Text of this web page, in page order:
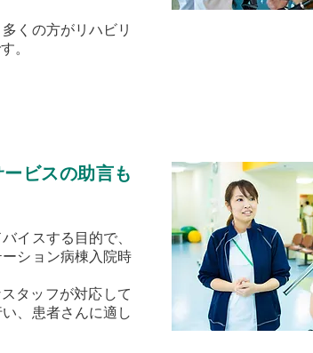
くの方がリハビリ
。
ビスの助言も
イスする目的で、
ション病棟入院時
タッフが対応して
、患者さんに適し